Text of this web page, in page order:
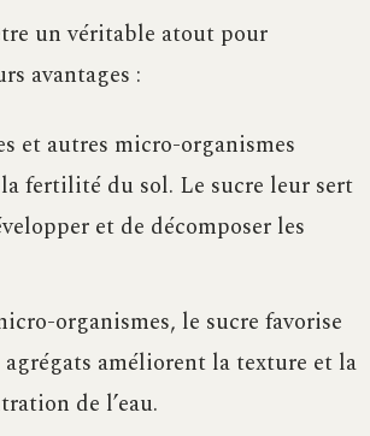
un véritable atout pour
avantages :
et autres micro-organismes
fertilité du sol. Le sucre leur sert
et de décomposer les
organismes, le sucre favorise
améliorent la texture et la
de l’eau.